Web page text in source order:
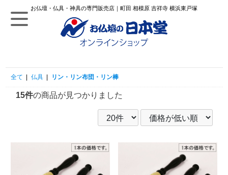
お仏壇・仏具・神具の専門販売店｜町田 相模原 吉祥寺 横浜東戸塚
全て | 仏具 | リン・リン布団・リン棒
15件の商品が見つかりました